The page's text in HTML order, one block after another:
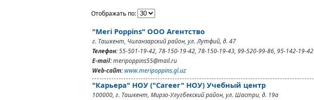
Отображать по:
"Meri Poppins" ООО Агентство
г. Ташкент, Чиланзарский район, ул. Лутфий, д. 47
Телефон:55-501-19-42, 78-150-19-42, 78-150-19-43, 99-520-99-86, 95-142-19-42
E-mail:meripoppins55@mail.ru
Web-сайт:www.meripoppins.gl.uz
"Карьера" НОУ ("Career" НОУ) Учебный центр
100000, г. Ташкент, Мирзо-Улугбекский район, ул. Шастри, д. 19а